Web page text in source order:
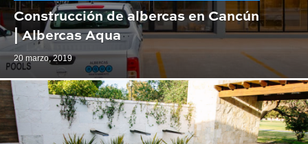
Construcción de albercas en Cancún
| Albercas Aqua
20 marzo, 2019